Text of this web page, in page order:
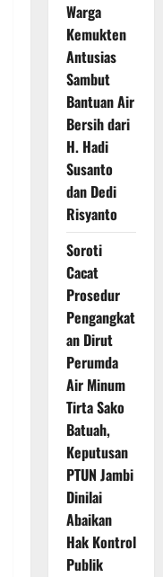
Warga
Kemukten
Antusias
Sambut
Bantuan Air
Bersih dari
H. Hadi
Susanto
dan Dedi
Risyanto
Soroti
Cacat
Prosedur
Pengangkat
an Dirut
Perumda
Air Minum
Tirta Sako
Batuah,
Keputusan
PTUN Jambi
Dinilai
Abaikan
Hak Kontrol
Publik